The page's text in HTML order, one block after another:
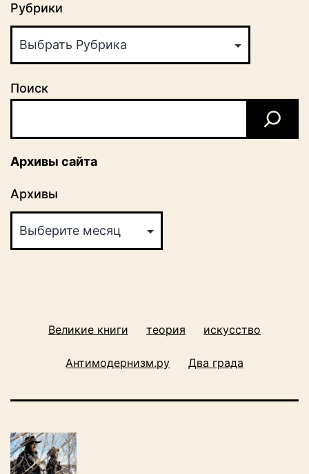
Рубрики
Поиск
Архивы сайта
Архивы
Великие книги теория искусство
Антимодернизм.ру Два града